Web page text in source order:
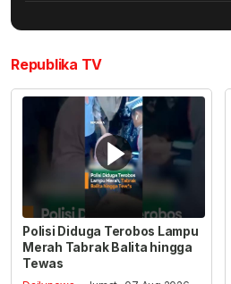
Republika TV
Polisi Diduga Terobos Lampu
Merah Tabrak Balita hingga
Tewas